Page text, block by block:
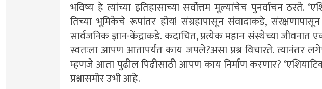
भविष्य हे त्यांच्या इतिहासाच्या सर्वोत्तम मूल्यांचेच पुनर्वाचन ठरते.
तिच्या भूमिकेचे रूपांतर होय! संग्रहापासून संवादाकडे,
सार्वजनिक ज्ञान-केंद्राकडे. कदाचित, प्रत्येक महान संस्थेच्या जीवनात
स्वतःला आपण आतापर्यंत काय जपले?असा प्रश्न विचारते. त्यानंतर लगेच
म्हणजे आता पुढील पिढीसाठी आपण काय निर्माण करणार?
प्रश्नासमोर उभी आहे.